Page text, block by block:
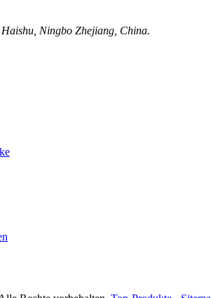
Ningbo Zhejiang, China.